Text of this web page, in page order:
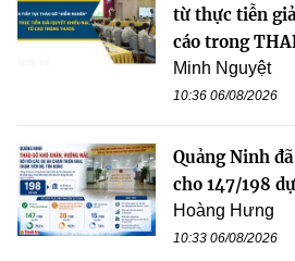
từ thực tiễn
cáo trong
Minh Nguyệt
10:36 06/08/2026
Quảng Ninh
cho 147/198
Hoàng Hưng
10:33 06/08/2026